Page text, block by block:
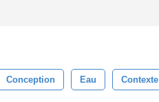
Conception Eau Contexte